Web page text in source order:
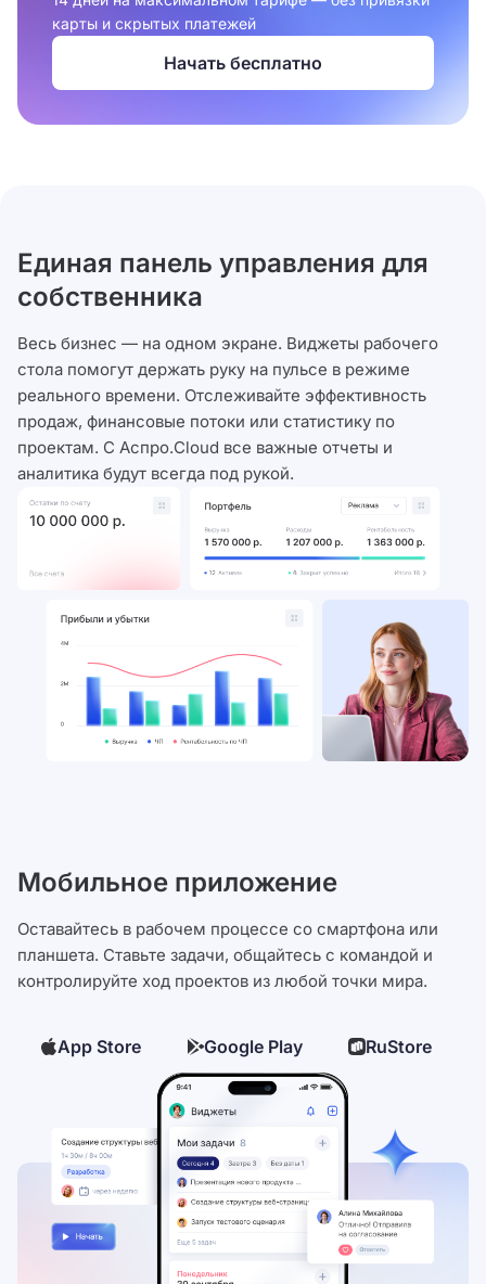
карты и скрытых платежей
Начать бесплатно
Единая панель управления для
собственника
Весь бизнес — на одном экране. Виджеты рабочего
стола помогут держать руку на пульсе в режиме
реального времени. Отслеживайте эффективность
продаж, финансовые потоки или статистику по
проектам. С Аспро.Cloud все важные отчеты и
аналитика будут всегда под рукой.
Мобильное приложение
Оставайтесь в рабочем процессе со смартфона или
планшета. Ставьте задачи, общайтесь с командой и
контролируйте ход проектов из любой точки мира.
App Store Google Play RuStore